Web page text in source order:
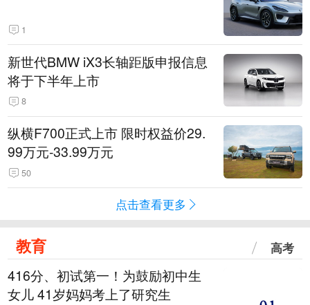
1
新世代BMW iX3长轴距版申报信息
将于下半年上市
8
纵横F700正式上市 限时权益价29.
99万元-33.99万元
50
点击查看更多
教育 高考
416分、初试第一！为鼓励初中生
女儿 41岁妈妈考上了研究生